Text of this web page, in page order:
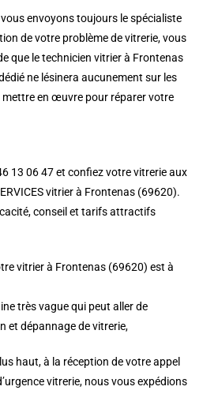
envoyons toujours le spécialiste
de votre problème de vitrerie, vous
que le technicien vitrier à Frontenas
ne lésinera aucunement sur les
mettre en œuvre pour réparer votre
13 06 47 et confiez votre vitrerie aux
vitrier à Frontenas (69620).
conseil et tarifs attractifs
vitrier à Frontenas (69620) est à
très vague qui peut aller de
et dépannage de vitrerie,
haut, à la réception de votre appel
vitrerie, nous vous expédions